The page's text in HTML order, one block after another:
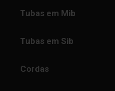
Tubas em Mib
Tubas em Sib
Cordas